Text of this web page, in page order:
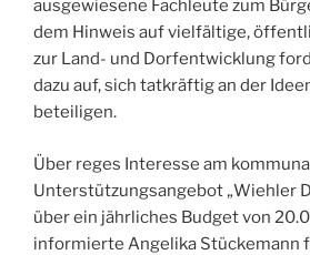
ausgewiesene Fachleute zum
dem Hinweis auf vielfältige,
zur Land- und Dorfentwicklung
dazu auf, sich tatkräftig an der
beteiligen.
Über reges Interesse am
Unterstützungsangebot „Wiehler
über ein jährliches Budget von
informierte Angelika Stückemann